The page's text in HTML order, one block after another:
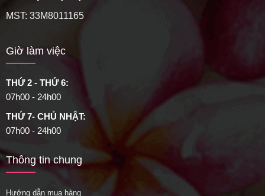
MST: 33M8011165
Giờ làm việc
THỨ 2 - THỨ 6:
07h00 - 24h00
THỨ 7- CHỦ NHẬT:
07h00 - 24h00
Thông tin chung
Hướng dẫn mua hàng